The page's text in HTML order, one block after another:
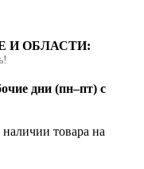
И ОБЛАСТИ:
дни (пн–пт) с
товара на